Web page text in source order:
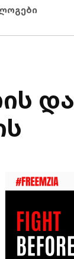
და